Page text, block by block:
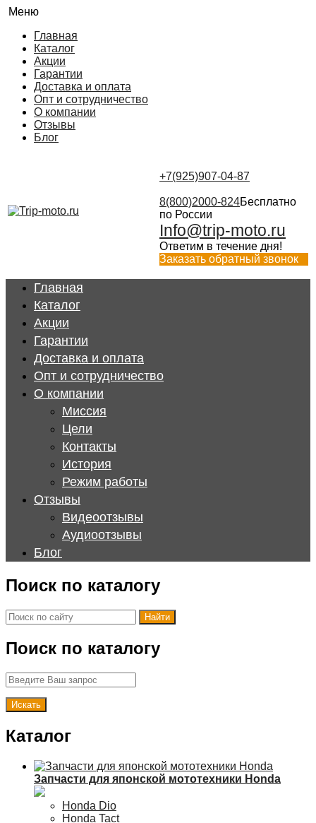
Меню
Главная
Каталог
Акции
Гарантии
Доставка и оплата
Опт и сотрудничество
О компании
Отзывы
Блог
+7(925)907-04-87
8(800)2000-824Бесплатно
по России
Info@trip-moto.ru
Ответим в течение дня!
Заказать обратный звонок
Главная
Каталог
Акции
Гарантии
Доставка и оплата
Опт и сотрудничество
О компании
Миссия
Цели
Контакты
История
Режим работы
Отзывы
Видеоотзывы
Аудиоотзывы
Блог
Поиск по каталогу
Поиск по каталогу
Каталог
Запчасти для японской мототехники Honda
Honda Dio
Honda Tact